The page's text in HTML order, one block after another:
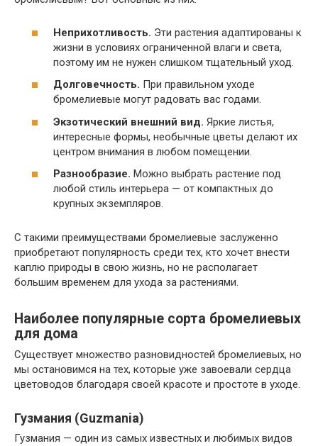
Неприхотливость. Эти растения адаптированы к
жизни в условиях ограниченной влаги и света,
поэтому им не нужен слишком тщательный уход.
Долговечность. При правильном уходе
бромелиевые могут радовать вас годами.
Экзотический внешний вид. Яркие листья,
интересные формы, необычные цветы делают их
центром внимания в любом помещении.
Разнообразие. Можно выбрать растение под
любой стиль интерьера — от компактных до
крупных экземпляров.
С такими преимуществами бромелиевые заслуженно
приобретают популярность среди тех, кто хочет внести
каплю природы в свою жизнь, но не располагает
большим временем для ухода за растениями.
Наиболее популярные сорта бромелиевых
для дома
Существует множество разновидностей бромелиевых, но
мы остановимся на тех, которые уже завоевали сердца
цветоводов благодаря своей красоте и простоте в уходе.
Гузмания (Guzmania)
Гузмания — один из самых известных и любимых видов